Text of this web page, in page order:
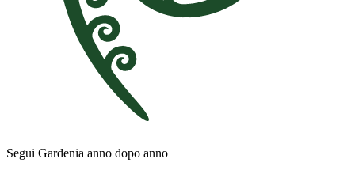
Segui Gardenia anno dopo anno